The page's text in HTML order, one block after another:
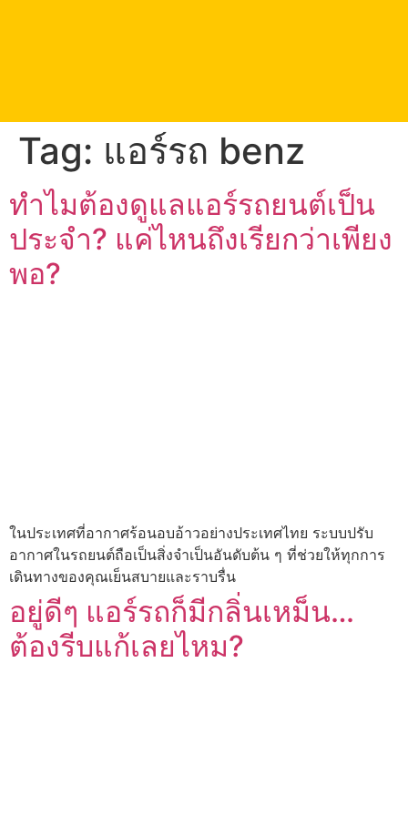
Tag: แอร์รถ benz
ทำไมต้องดูแลแอร์รถยนต์เป็น
ประจำ? แค่ไหนถึงเรียกว่าเพียง
พอ?
ในประเทศที่อากาศร้อนอบอ้าวอย่างประเทศไทย ระบบปรับ
อากาศในรถยนต์ถือเป็นสิ่งจำเป็นอันดับต้น ๆ ที่ช่วยให้ทุกการ
เดินทางของคุณเย็นสบายและราบรื่น
อยู่ดีๆ แอร์รถก็มีกลิ่นเหม็น…
ต้องรีบแก้เลยไหม?